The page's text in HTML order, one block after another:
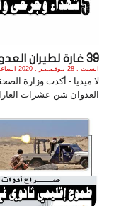
39 غارة لطيران العدوان .. 5 شهداء و ...
السبت , 28 نـوفـمـبـر , 2020 الساعة 5:46:16 PM
لا ميديا - أكدت وزارة
العدوان شن عشرات